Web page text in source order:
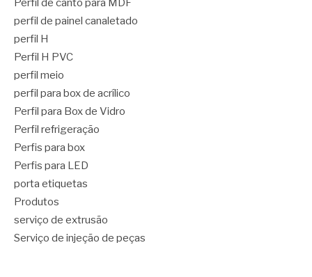
Perfil de canto para MDF
perfil de painel canaletado
perfil H
Perfil H PVC
perfil meio
perfil para box de acrílico
Perfil para Box de Vidro
Perfil refrigeração
Perfis para box
Perfis para LED
porta etiquetas
Produtos
serviço de extrusão
Serviço de injeção de peças